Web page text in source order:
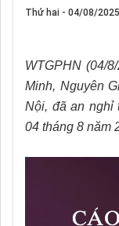
Thứ hai - 04/08/
WTGPHN (04/
Minh, Nguyên
Nội, đã an nghỉ
04 tháng 8 năm